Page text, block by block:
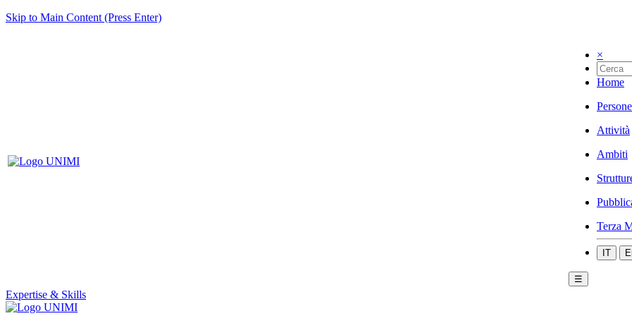
Skip to Main Content (Press Enter)
×
Home
Persone
Attività
Ambiti
Terza
IT
☰
Expertise & Skills